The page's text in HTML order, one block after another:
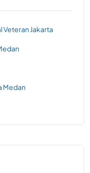
Veteran Jakarta
Medan